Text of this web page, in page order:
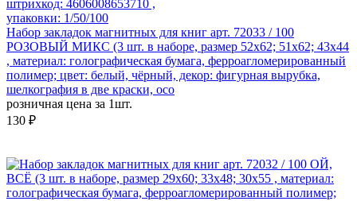
штрихкод: 4606008653710 ,
упаковки: 1/50/100
Набор закладок магнитных для книг арт. 72033 / 100
РОЗОВЫЙ МИКС (3 шт. в наборе, размер 52x62; 51x62; 43x44
, материал: голографическая бумага, ферроагломерированный
полимер; цвет: белый, чёрный, декор: фигурная вырубка,
шелкография в две краски, осо
розничная цена за 1шт.
130 ₽